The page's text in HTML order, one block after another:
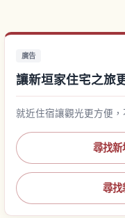
廣告
讓新垣家住宅之旅
就近住宿讓觀光更方便
尋找新
尋找